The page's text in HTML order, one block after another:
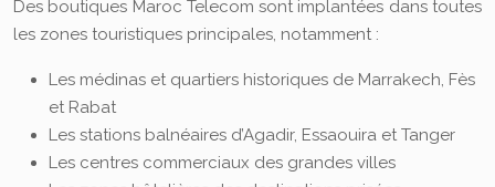
Des boutiques Maroc Telecom sont implantées dans toutes
les zones touristiques principales, notamment :
Les médinas et quartiers historiques de Marrakech, Fès
et Rabat
Les stations balnéaires d’Agadir, Essaouira et Tanger
Les centres commerciaux des grandes villes